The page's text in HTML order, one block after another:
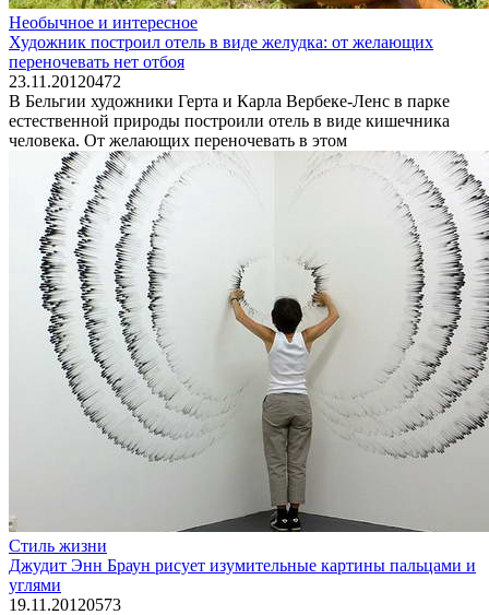
Необычное и интересное
Художник построил отель в виде желудка: от желающих
переночевать нет отбоя
23.11.20120472
В Бельгии художники Герта и Карла Вербеке-Ленс в парке
естественной природы построили отель в виде кишечника
человека. От желающих переночевать в этом
Стиль жизни
Джудит Энн Браун рисует изумительные картины пальцами и
углями
19.11.20120573